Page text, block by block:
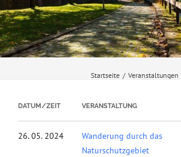
Startseite / Veranstaltungen
DATUM/ZEIT VERANSTALTUNG
26. 05. 2024
Wanderung durch das
Naturschutzgebiet